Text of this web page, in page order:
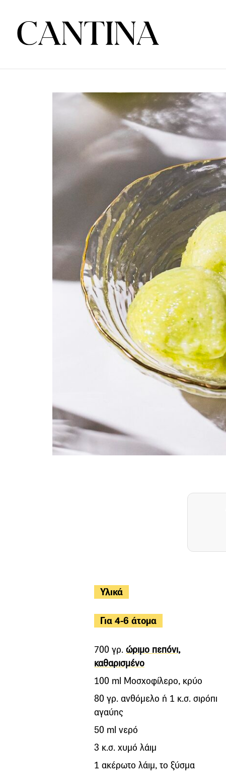
Υλικά
Για 4-6 άτομα
700 γρ. ώριμο πεπόνι,
καθαρισμένο
100 ml Μοσχοφίλερο, κρύο
80 γρ. ανθόμελο ή 1 κ.σ. σιρόπι
αγαύης
50 ml νερό
3 κ.σ. χυμό λάιμ
1 ακέρωτο λάιμ, το ξύσμα